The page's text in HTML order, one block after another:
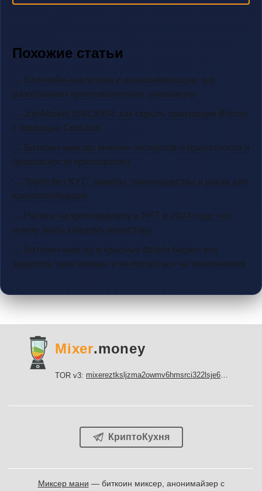
Похожие статьи
→ Блокчейн-аналитика и деанонимизация: как
разоблачают криптовалютные транзакции
→ JoinMarket SNICKER: как скрыть транзакции Bitcoin
с помощью CoinJoin
→ Биткоин-миксер: мнения экспертов о приватности и
безопасности криптовалют
→ Toobit без KYC: лимиты, преимущества и риски для
криптотрейдеров
→ Налоги на криптовалюту и NFT в 2024 году: что
нужно знать каждому инвестору
→ Биткоин-миксер и красные флаги биржи: как
защитить свои активы и не попасться на мошенников
Mixer.money
TOR v3: mixereztksljzma2owmv6hmsrci322lsje6m3svicoddk3xbgvhd2fid.onion
КриптоКухня
Миксер мани — биткоин миксер, анонимайзер с